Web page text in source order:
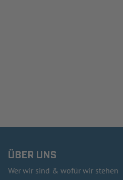
ÜBER UNS
Wer wir sind & wofür wir stehen